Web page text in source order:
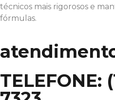
técnicos mais rigorosos e
fórmulas.
TELEFONE: